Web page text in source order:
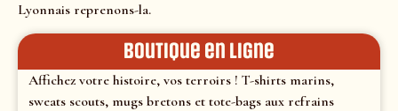
Lyonnais reprenons-la.
Boutique en ligne
Affichez votre histoire, vos terroirs ! T-shirts marins,
sweats scouts, mugs bretons et tote-bags aux refrains